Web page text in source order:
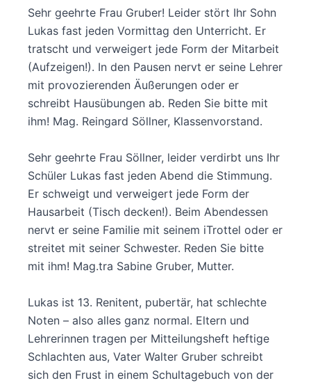
Sehr geehrte Frau Gruber! Leider stört Ihr Sohn
Lukas fast jeden Vormittag den Unterricht. Er
tratscht und verweigert jede Form der Mitarbeit
(Aufzeigen!). In den Pausen nervt er seine Lehrer
mit provozierenden Äußerungen oder er
schreibt Hausübungen ab. Reden Sie bitte mit
ihm! Mag. Reingard Söllner, Klassenvorstand.
Sehr geehrte Frau Söllner, leider verdirbt uns Ihr
Schüler Lukas fast jeden Abend die Stimmung.
Er schweigt und verweigert jede Form der
Hausarbeit (Tisch decken!). Beim Abendessen
nervt er seine Familie mit seinem iTrottel oder er
streitet mit seiner Schwester. Reden Sie bitte
mit ihm! Mag.tra Sabine Gruber, Mutter.
Lukas ist 13. Renitent, pubertär, hat schlechte
Noten – also alles ganz normal. Eltern und
Lehrerinnen tragen per Mitteilungsheft heftige
Schlachten aus, Vater Walter Gruber schreibt
sich den Frust in einem Schultagebuch von der